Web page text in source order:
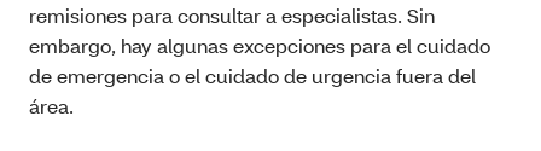
remisiones para consultar a especialistas. Sin
embargo, hay algunas excepciones para el cuidado
de emergencia o el cuidado de urgencia fuera del
área.